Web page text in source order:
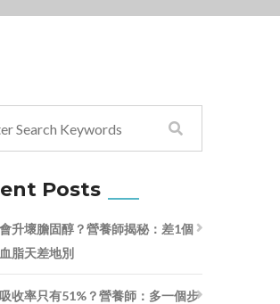
Posts
升壞膽固醇？營養師揭秘：差1個
脂天差地別
收率只有51%？營養師：多一個步